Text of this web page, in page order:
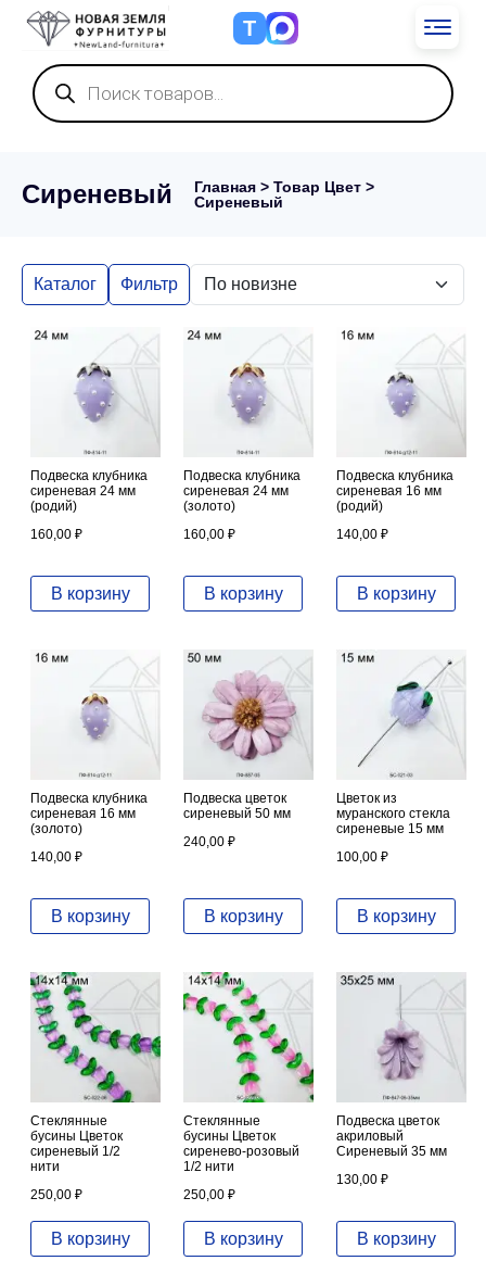
Т
Поиск
товаров
Главная > Товар Цвет >
Сиреневый
Сиреневый
Каталог Фильтр
Подвеска клубника
сиреневая 24 мм
(родий)
160,00 ₽
В корзину
Подвеска клубника
сиреневая 24 мм
(золото)
160,00 ₽
В корзину
Подвеска клубника
сиреневая 16 мм
(родий)
140,00 ₽
В корзину
Подвеска клубника
сиреневая 16 мм
(золото)
140,00 ₽
В корзину
Подвеска цветок
сиреневый 50 мм
240,00 ₽
В корзину
Цветок из
муранского стекла
сиреневые 15 мм
100,00 ₽
В корзину
Стеклянные
бусины Цветок
сиреневый 1/2
нити
250,00 ₽
В корзину
Стеклянные
бусины Цветок
сиренево-розовый
1/2 нити
250,00 ₽
В корзину
Подвеска цветок
акриловый
Сиреневый 35 мм
130,00 ₽
В корзину